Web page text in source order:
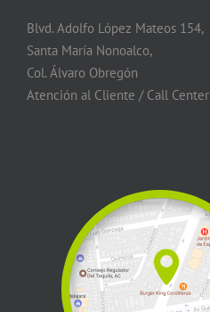
Blvd. Adolfo López Mateos 154,
Santa María Nonoalco,
Col. Álvaro Obregón
Atención al Cliente / Call Center